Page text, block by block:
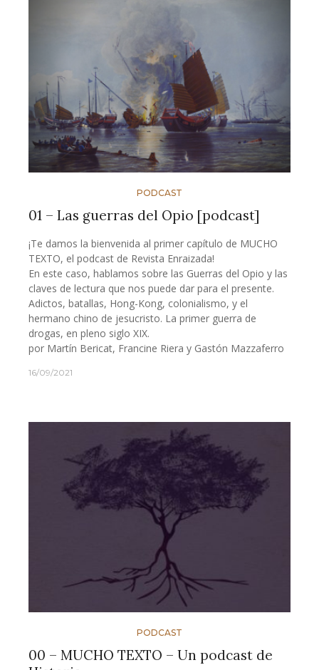
PODCAST
01 – Las guerras del Opio [podcast]
¡Te damos la bienvenida al primer capítulo de MUCHO
TEXTO, el podcast de Revista Enraizada!
En este caso, hablamos sobre las Guerras del Opio y las
claves de lectura que nos puede dar para el presente.
Adictos, batallas, Hong-Kong, colonialismo, y el
hermano chino de jesucristo. La primer guerra de
drogas, en pleno siglo XIX.
por Martín Bericat, Francine Riera y Gastón Mazzaferro
16/09/2021
PODCAST
00 – MUCHO TEXTO – Un podcast de